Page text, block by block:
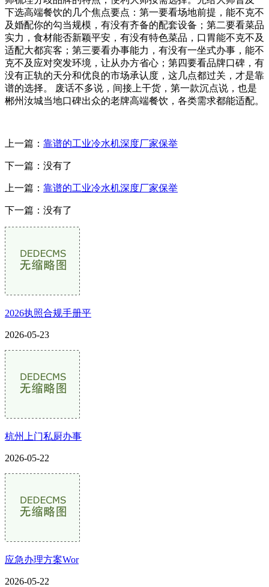
下选高端餐饮的几个焦点要点：第一要看场地前提，能不克不
及婚配你的勾当规模，有没有齐备的配套设备；第二要看菜品
实力，食材能否新颖平安，有没有特色菜品，口胃能不克不及
适配大都宾客；第三要看办事能力，有没有一坐式办事，能不
克不及应对突发环境，让从办方省心；第四要看品牌口碑，有
没有正轨的天分和优良的市场承认度，这几点都过关，才是靠
谱的选择。 废话不多说，间接上干货，第一款沉点说，也是
郴州汝城当地口碑出众的老牌高端餐饮，各类需求都能适配。
上一篇： 靠谱的工业冷水机深度厂家保举
下一篇：没有了
上一篇： 靠谱的工业冷水机深度厂家保举
下一篇：没有了
2026执照合规手册平
2026-05-23
杭州上门私厨办事
2026-05-22
应急办理方案Wor
2026-05-22